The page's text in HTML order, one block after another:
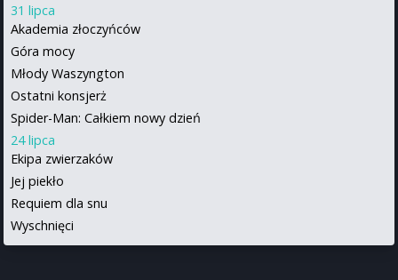
31 lipca
Akademia złoczyńców
Góra mocy
Młody Waszyngton
Ostatni konsjerż
Spider-Man: Całkiem nowy dzień
24 lipca
Ekipa zwierzaków
Jej piekło
Requiem dla snu
Wyschnięci